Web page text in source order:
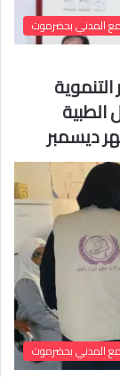
المدني بحضرموت
الطبية
ديسمبر
المدني بحضرموت